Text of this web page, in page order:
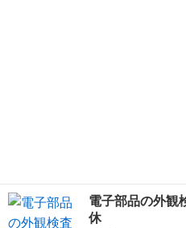
電子部品の外観
休